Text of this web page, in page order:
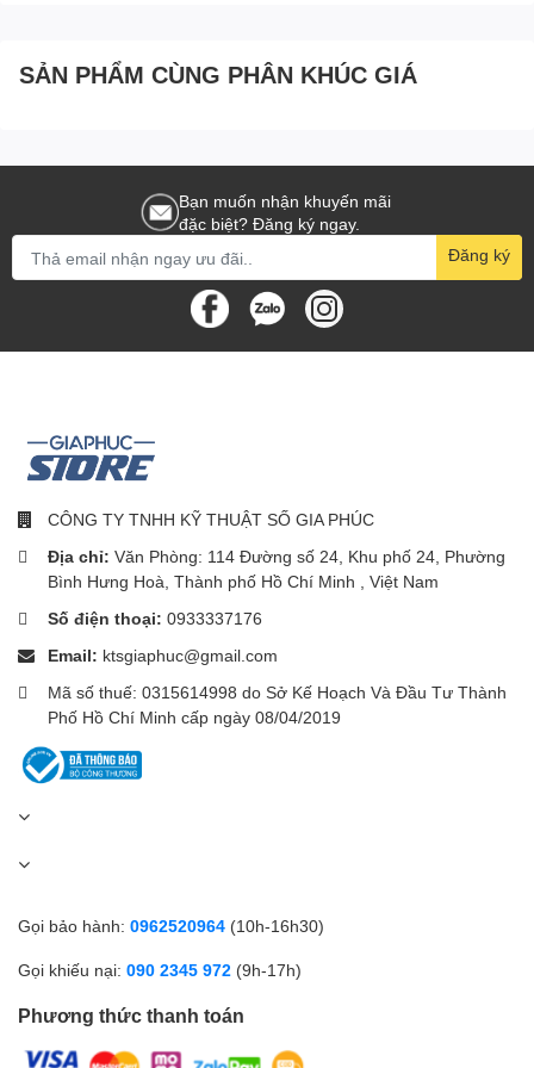
Nhận và trả lời cuộc gọi ngay trên đồng hồ
🔋 Pin trâu – Dùng đến 14 ngày
Thời lượng pin lên đến~14 ngày (tùy mức sử dụng)
👉 Không cần sạc mỗi ngày
🏃 Hơn 100+ chế độ thể thao
Chạy bộ, đạp xe, bơi lội
Tự động nhận diện bài tập
👉 Phù hợp mọi nhu cầu vận động
💧 Chống nước – dùng thoải mái
Chuẩn chống nước (thường 5ATM)
Có thể đeo khi rửa tay, đi mưa
📱 Kết nối Xiaomi HyperOS / Mi
Fitness
SẢN PHẨM CÙNG PHÂN KHÚC GIÁ
Bạn muốn nhận khuyến mãi
đặc biệt? Đăng ký ngay.
Đăng ký
CÔNG TY TNHH KỸ THUẬT SỐ GIA PHÚC
Địa chỉ: Văn Phòng: 114 Đường số 24, Khu phố 24, Phường
Bình Hưng Hoà, Thành phố Hồ Chí Minh , Việt Nam
Số điện thoại: 0933337176
Email: ktsgiaphuc@gmail.com
Mã số thuế: 0315614998 do Sở Kế Hoạch Và Đầu Tư Thành
Phố Hồ Chí Minh cấp ngày 08/04/2019
Gọi bảo hành: 0962520964 (10h-16h30)
Gọi khiếu nại: 090 2345 972 (9h-17h)
Phương thức thanh toán